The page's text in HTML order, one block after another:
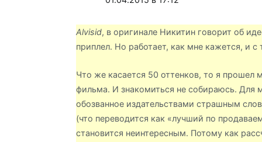
Alvisid, в оригинале Никитин говорит об
приплел. Но работает, как мне кажется, и
Что же касается 50 оттенков, то я прошел
фильма. И знакомиться не собираюсь. Для
обозванное издательствами страшным
(что переводится как «лучший по
становится неинтересным. Потому как